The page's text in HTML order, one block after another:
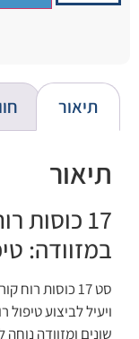
תיאור
תיאור
17 כוסות
במזוודה:
סט 17 כוסות
ויעיל לביצוע
שונים ומזוודה